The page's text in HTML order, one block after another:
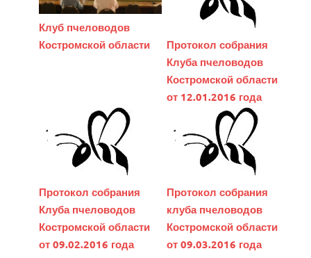
Клуб пчеловодов
Костромской области
Протокол собрания
Клуба пчеловодов
Костромской области
от 12.01.2016 года
Протокол собрания
Клуба пчеловодов
Костромской области
от 09.02.2016 года
Протокол собрания
клуба пчеловодов
Костромской области
от 09.03.2016 года